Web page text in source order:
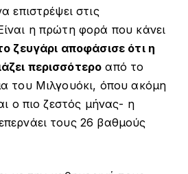
επιστρέψει στις
η πρώτη φορά που κάνει
ζευγάρι αποφάσισε ότι η
περισσότερο από το
του Μιλγουόκι, όπου ακόμη
ο πιο ζεστός μήνας- η
τους 26 βαθμούς